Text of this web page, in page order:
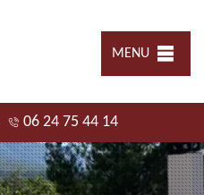
MENU
06 24 75 44 14